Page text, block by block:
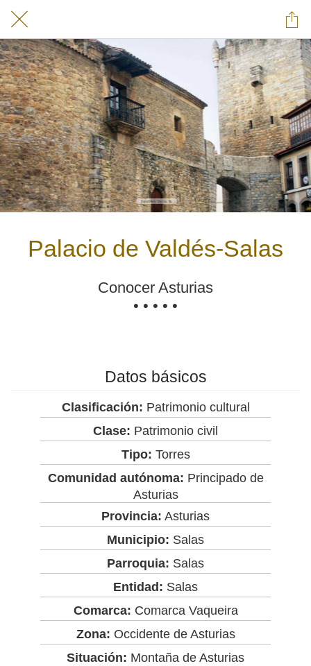
Palacio de Valdés-Salas
Conocer Asturias
• • • • •
Datos básicos
Clasificación: Patrimonio cultural
Clase: Patrimonio civil
Tipo: Torres
Comunidad autónoma: Principado de
Asturias
Provincia: Asturias
Municipio: Salas
Parroquia: Salas
Entidad: Salas
Comarca: Comarca Vaqueira
Zona: Occidente de Asturias
Situación: Montaña de Asturias